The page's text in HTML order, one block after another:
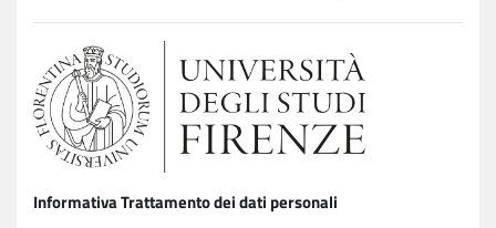
Informativa Trattamento dei dati personali